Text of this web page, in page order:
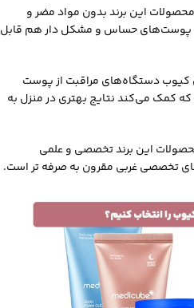
این برند بدون مواد مضر و
پوست‌های حساس و مشکل‌ دار هم قابل
دستگاه‌های مراقبت از پوست
که کمک می‌کند نتایج بهتری در منزل به
این برند تخصصی و علمی
تخصصی غربی مقرون‌ به‌ صرفه‌ تر است.